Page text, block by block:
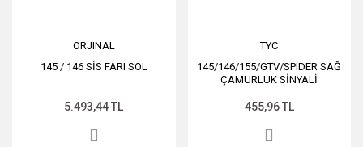
ORJINAL
145 / 146 SİS FARI SOL
5.493,44 TL
TYC
145/146/155/GTV/SPIDER SAĞ
ÇAMURLUK SİNYALİ
455,96 TL